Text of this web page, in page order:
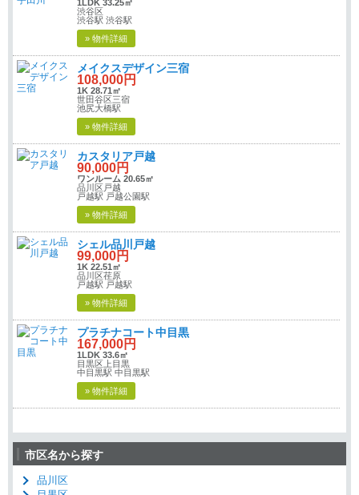
1LDK 33.25㎡
渋谷区
渋谷駅 渋谷駅
» 物件詳細
メイクスデザイン三宿
108,000円
1K 28.71㎡
世田谷区三宿
池尻大橋駅
» 物件詳細
カスタリア戸越
90,000円
ワンルーム 20.65㎡
品川区戸越
戸越駅 戸越公園駅
» 物件詳細
シェル品川戸越
99,000円
1K 22.51㎡
品川区荏原
戸越駅 戸越駅
» 物件詳細
プラチナコート中目黒
167,000円
1LDK 33.6㎡
目黒区上目黒
中目黒駅 中目黒駅
» 物件詳細
市区名から探す
品川区